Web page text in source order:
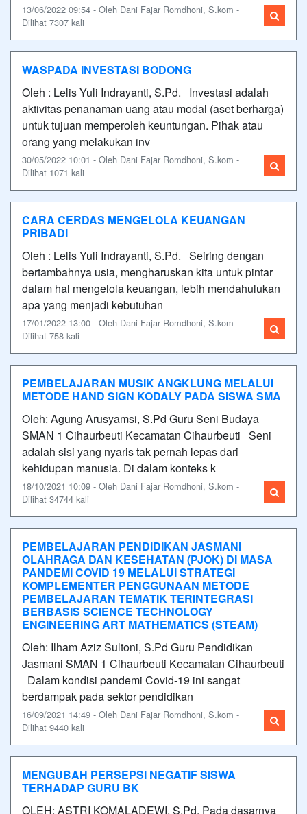
13/06/2022 09:54 - Oleh Dani Fajar Romdhoni, S.kom -
Dilihat 7307 kali
WASPADA INVESTASI BODONG
Oleh : Lelis Yuli Indrayanti, S.Pd. Investasi adalah
aktivitas penanaman uang atau modal (aset berharga)
untuk tujuan memperoleh keuntungan. Pihak atau
orang yang melakukan inv
30/05/2022 10:01 - Oleh Dani Fajar Romdhoni, S.kom -
Dilihat 1071 kali
CARA CERDAS MENGELOLA KEUANGAN
PRIBADI
Oleh : Lelis Yuli Indrayanti, S.Pd. Seiring dengan
bertambahnya usia, mengharuskan kita untuk pintar
dalam hal mengelola keuangan, lebih mendahulukan
apa yang menjadi kebutuhan
17/01/2022 13:00 - Oleh Dani Fajar Romdhoni, S.kom -
Dilihat 758 kali
PEMBELAJARAN MUSIK ANGKLUNG MELALUI
METODE HAND SIGN KODALY PADA SISWA SMA
Oleh: Agung Arusyamsi, S.Pd Guru Seni Budaya
SMAN 1 Cihaurbeuti Kecamatan Cihaurbeuti Seni
adalah sisi yang nyaris tak pernah lepas dari
kehidupan manusia. Di dalam konteks k
18/10/2021 10:09 - Oleh Dani Fajar Romdhoni, S.kom -
Dilihat 34744 kali
PEMBELAJARAN PENDIDIKAN JASMANI
OLAHRAGA DAN KESEHATAN (PJOK) DI MASA
PANDEMI COVID 19 MELALUI STRATEGI
KOMPLEMENTER PENGGUNAAN METODE
PEMBELAJARAN TEMATIK TERINTEGRASI
BERBASIS SCIENCE TECHNOLOGY
ENGINEERING ART MATHEMATICS (STEAM)
Oleh: Ilham Aziz Sultoni, S.Pd Guru Pendidikan
Jasmani SMAN 1 Cihaurbeuti Kecamatan Cihaurbeuti
Dalam kondisi pandemi Covid-19 ini sangat
berdampak pada sektor pendidikan
16/09/2021 14:49 - Oleh Dani Fajar Romdhoni, S.kom -
Dilihat 9440 kali
MENGUBAH PERSEPSI NEGATIF SISWA
TERHADAP GURU BK
OLEH: ASTRI KOMALADEWI, S.Pd. Pada dasarnya